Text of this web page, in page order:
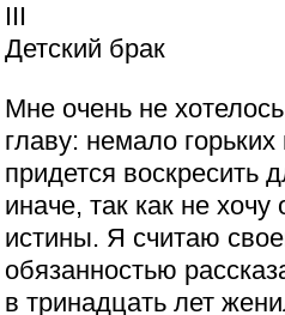
III
Детский брак
Мне очень не
главу: немало
придется воскресить
иначе, так как не хочу
истины. Я считаю
обязанностью
в тринадцать лет